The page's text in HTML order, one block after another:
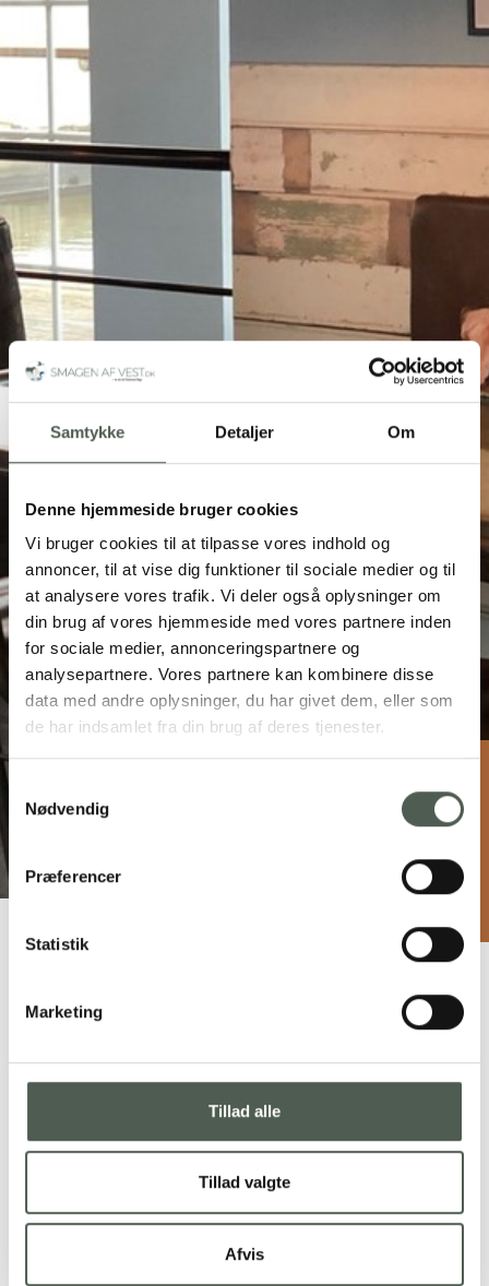
Samtykke Detaljer Om
Denne hjemmeside bruger cookies
Vi bruger cookies til at tilpasse vores indhold og
annoncer, til at vise dig funktioner til sociale medier og til
at analysere vores trafik. Vi deler også oplysninger om
din brug af vores hjemmeside med vores partnere inden
for sociale medier, annonceringspartnere og
analysepartnere. Vores partnere kan kombinere disse
data med andre oplysninger, du har givet dem, eller som
de har indsamlet fra din brug af deres tjenester.
Samtykkevalg
Nødvendig
Præferencer
Statistik
Marketing
Tillad alle
Tillad valgte
Afvis
info@cafemarina.dk
Hyggelig café ved Hvide Sande
Havn
Sande. Fra caféen kan du følge med i alle de aktiviteter, der foregår
udendørs siddepladser i både stueetagen og på terrassen på 1.
Det forpligter at drive en café midt på en stor fiskerihavn, og derfor
serverer Café Marina selvfølgelig en lang række skønne fiskeretter.
Du kan blandt andet mæske dig i sprøde rødspættefileter eller et